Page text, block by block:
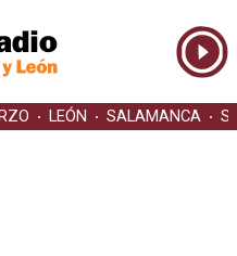
LEÓN SALAMANCA